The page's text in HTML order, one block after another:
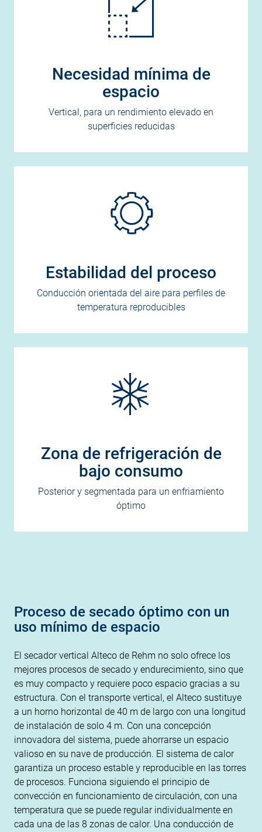
Necesidad mínima de
espacio
Vertical, para un rendimiento elevado en
superficies reducidas
Estabilidad del proceso
Conducción orientada del aire para perfiles de
temperatura reproducibles
Zona de refrigeración de
bajo consumo
Posterior y segmentada para un enfriamiento
óptimo
Proceso de secado óptimo con un
uso mínimo de espacio
El secador vertical Alteco de Rehm no solo ofrece los
mejores procesos de secado y endurecimiento, sino que
es muy compacto y requiere poco espacio gracias a su
estructura. Con el transporte vertical, el Alteco sustituye
a un horno horizontal de 40 m de largo con una longitud
de instalación de solo 4 m. Con una concepción
innovadora del sistema, puede ahorrarse un espacio
valioso en su nave de producción. El sistema de calor
garantiza un proceso estable y reproducible en las torres
de procesos. Funciona siguiendo el principio de
convección en funcionamiento de circulación, con una
temperatura que se puede regular individualmente en
cada una de las 8 zonas de calor. Una conducción de